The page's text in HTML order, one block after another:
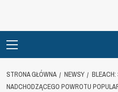
Menu
STRONA GŁÓWNA NEWSY
BLEACH:
NADCHODZĄCEGO POWROTU